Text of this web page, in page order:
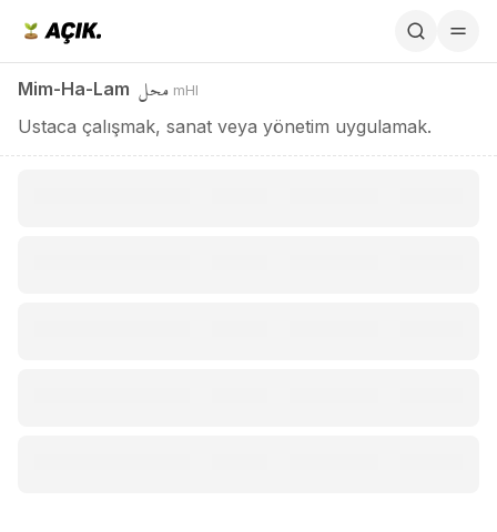
Mim-Ha-Lam محل mHl
Ustaca çalışmak, sanat veya yönetim uygulamak.